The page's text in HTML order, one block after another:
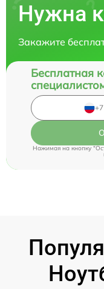
Нужна
Закажите
Бесплатная
Нажимая на кнопку